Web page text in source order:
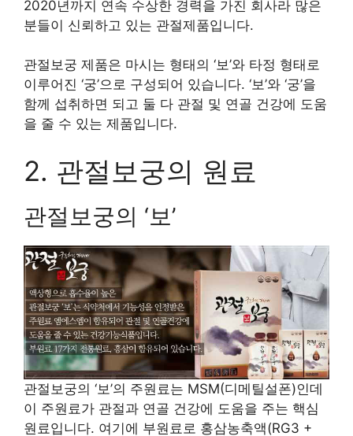
2020년까지 연속 수상한 경력을 가진 회사라 많은
분들이 신뢰하고 있는 관절제품입니다.
관절보궁 제품은 마시는 형태의 ‘보’와 타정 형태로
이루어진 ‘궁’으로 구성되어 있습니다. ‘보’와 ‘궁’을
함께 섭취하면 되고 둘 다 관절 및 연골 건강에 도움
을 줄 수 있는 제품입니다.
2. 관절보궁의 원료
관절보궁의 ‘보’
관절보궁의 ‘보’의 주원료는 MSM(디메틸설폰)인데
이 주원료가 관절과 연골 건강에 도움을 주는 핵심
원료입니다. 여기에 부원료로 홍삼농축액(RG3 +